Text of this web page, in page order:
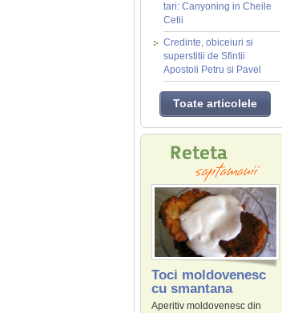
tari: Canyoning in Cheile
Cetii
Credinte, obiceiuri si
superstitii de Sfintii
Apostoli Petru si Pavel
Toate articolele
Toci moldovenesc
cu smantana
Aperitiv moldovenesc din